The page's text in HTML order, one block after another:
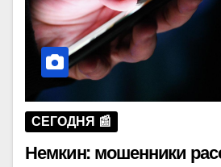
СЕГОДНЯ 📰
Немкин: мошенники